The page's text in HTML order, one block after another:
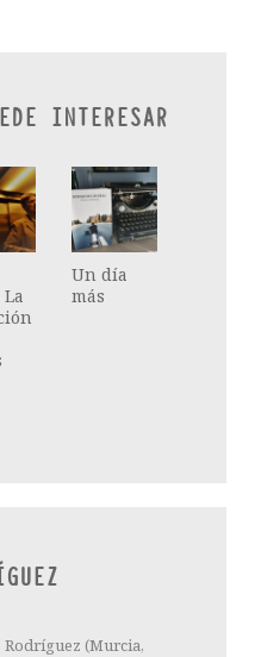
INTERESAR
Un día
más
Rodríguez (Murcia,